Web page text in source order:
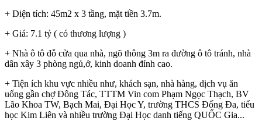
+ Diện tích: 45m2 x 3 tầng, mặt tiền 3.7m.
+ Giá: 7.1 tỷ ( có thương lượng )
+ Nhà ô tô đỗ cửa qua nhà, ngõ thông 3m ra đường ô tô tránh, nhà
dân xây 3 phòng ngủ,ở, kinh doanh đỉnh cao.
+ Tiện ích khu vực nhiều như, khách sạn, nhà hàng, dịch vụ ăn
uống gần chợ Đông Tác, TTTM Vin com Phạm Ngọc Thạch, BV
Lão Khoa TW, Bạch Mai, Đại Học Y, trường THCS Đống Đa, tiểu
học Kim Liên và nhiều trường Đại Học danh tiếng QUỐC Gia...